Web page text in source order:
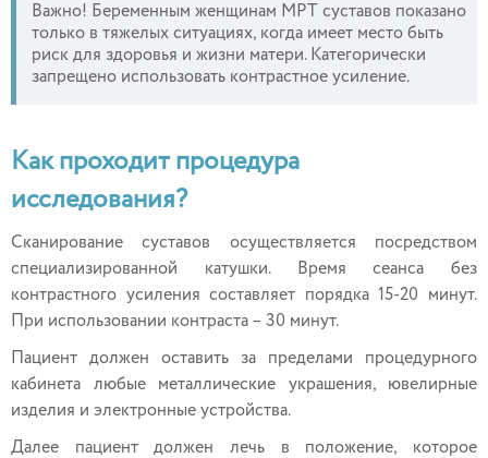
Важно! Беременным женщинам МРТ суставов показано
только в тяжелых ситуациях, когда имеет место быть
риск для здоровья и жизни матери. Категорически
запрещено использовать контрастное усиление.
Как проходит процедура
исследования?
Сканирование суставов осуществляется посредством
специализированной катушки. Время сеанса без
контрастного усиления составляет порядка 15-20 минут.
При использовании контраста – 30 минут.
Пациент должен оставить за пределами процедурного
кабинета любые металлические украшения, ювелирные
изделия и электронные устройства.
Далее пациент должен лечь в положение, которое